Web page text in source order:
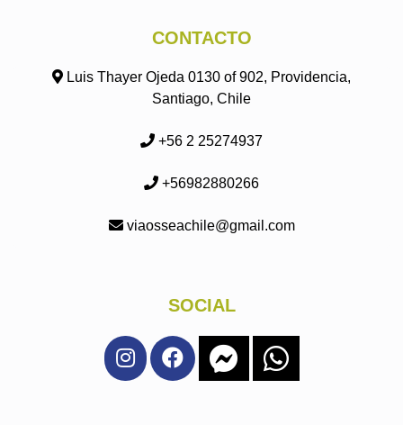
CONTACTO
Luis Thayer Ojeda 0130 of 902, Providencia,
Santiago, Chile
+56 2 25274937
+56982880266
viaosseachile@gmail.com
SOCIAL